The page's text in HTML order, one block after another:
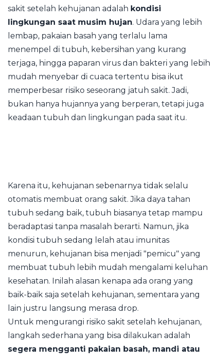
sakit setelah kehujanan adalah kondisi
lingkungan saat musim hujan. Udara yang lebih
lembap, pakaian basah yang terlalu lama
menempel di tubuh, kebersihan yang kurang
terjaga, hingga paparan virus dan bakteri yang lebih
mudah menyebar di cuaca tertentu bisa ikut
memperbesar risiko seseorang jatuh sakit. Jadi,
bukan hanya hujannya yang berperan, tetapi juga
keadaan tubuh dan lingkungan pada saat itu.
Karena itu, kehujanan sebenarnya tidak selalu
otomatis membuat orang sakit. Jika daya tahan
tubuh sedang baik, tubuh biasanya tetap mampu
beradaptasi tanpa masalah berarti. Namun, jika
kondisi tubuh sedang lelah atau imunitas
menurun, kehujanan bisa menjadi "pemicu" yang
membuat tubuh lebih mudah mengalami keluhan
kesehatan. Inilah alasan kenapa ada orang yang
baik-baik saja setelah kehujanan, sementara yang
lain justru langsung merasa drop.
Untuk mengurangi risiko sakit setelah kehujanan,
langkah sederhana yang bisa dilakukan adalah
segera mengganti pakaian basah, mandi atau